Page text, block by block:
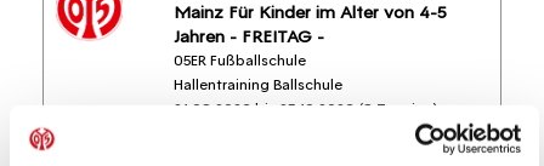
Mainz Für Kinder im Alter von 4-5
Jahren - FREITAG -
05ER Fußballschule
Hallentraining Ballschule
21.08.2026 bis 23.10.2026 (8 Termine)